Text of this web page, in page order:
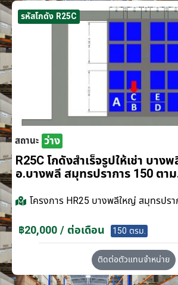
รหัสโกดัง R25C
สถานะ ว่าง
R25C โกดังสำเร็จรูปให้เช่า บาง
อ.บางพลี สมุทรปราการ 150 ตา
โครงการ HR25 บางพลีใหญ่ สมุทรปรา
฿20,000 / ต่อเดือน 150 ตรม.
ติดต่อตัวแทนจำหน่าย